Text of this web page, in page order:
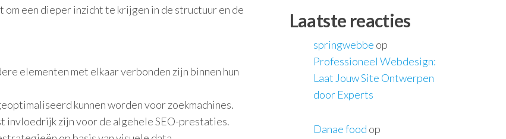
om een dieper inzicht te krijgen in de structuur en de
elementen met elkaar verbonden zijn binnen hun
kunnen worden voor zoekmachines.
invloedrijk zijn voor de algehele SEO-prestaties.
Laatste reacties
springwebbe op
Professioneel Webdesign:
Laat Jouw Site Ontwerpen
door Experts
Danae food op